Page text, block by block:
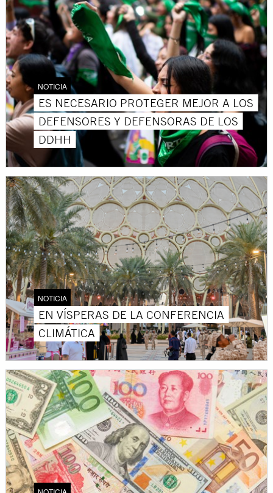
NOTICIA
ES NECESARIO PROTEGER MEJOR A LOS
DEFENSORES Y DEFENSORAS DE LOS
DDHH
NOTICIA
EN VÍSPERAS DE LA CONFERENCIA
CLIMÁTICA